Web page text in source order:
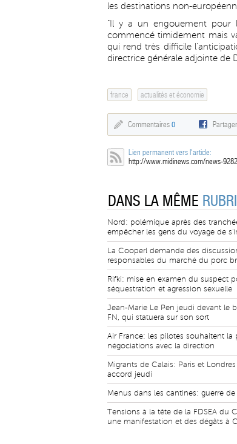
les destinations non-
"Il y a un engouement pour
commencé timidement mais
qui rend très difficile
directrice générale adjointe de
france actualités et économie
Commentaires 0
Lien permanent vers l'article:
http://www.midinews.com/news-
DANS LA MÊME
Nord: polémique après des
empêcher les gens du voyage de
La Cooperl demande des
responsables du marché du porc
Rifki: mise en examen du suspect
séquestration et agression sexuelle
Jean-Marie Le Pen jeudi devant le
FN, qui statuera sur son sort
Air France: les pilotes souhaitent la
négociations avec la direction
Migrants de Calais: Paris et
accord jeudi
Menus dans les cantines: guerre
Tensions à la tête de la FDSEA du
une manifestation et des dégâts à